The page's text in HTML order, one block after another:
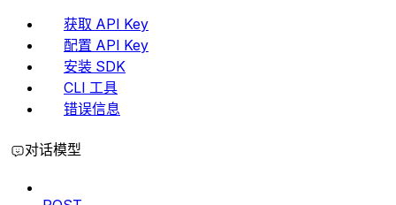
获取 API Key
配置 API Key
安装 SDK
CLI 工具
错误信息
对话模型